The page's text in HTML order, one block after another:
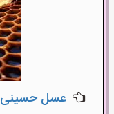
عسل حسینی